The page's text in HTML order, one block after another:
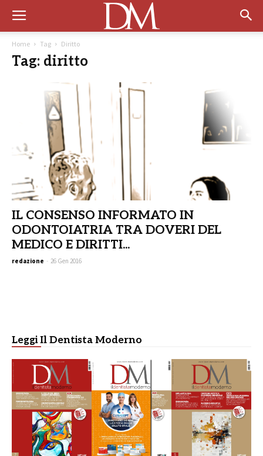
Home Tag Diritto
Tag: diritto
IL CONSENSO INFORMATO IN
ODONTOIATRIA TRA DOVERI DEL
MEDICO E DIRITTI...
redazione - 26 Gen 2016
Leggi Il Dentista Moderno